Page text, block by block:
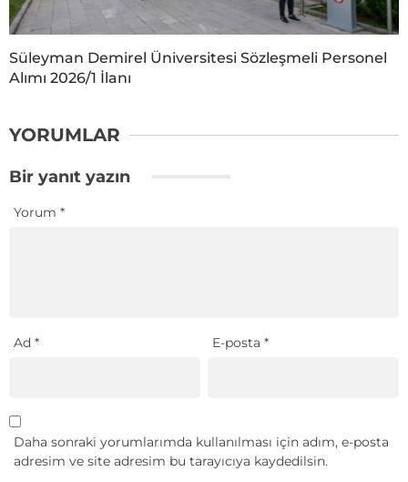
Süleyman Demirel Üniversitesi Sözleşmeli Personel
Alımı 2026/1 İlanı
YORUMLAR
Bir yanıt yazın
Yorum *
Ad * E-posta*
Daha sonraki yorumlarımda kullanılması için adım, e-posta
adresim ve site adresim bu tarayıcıya kaydedilsin.